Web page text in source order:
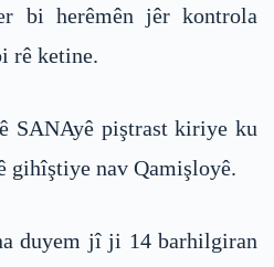
bi herêmên jêr kontrola
rê ketine.
SANAyê piştrast kiriye ku
gihîştiye nav Qamişloyê.
duyem jî ji 14 barhilgiran